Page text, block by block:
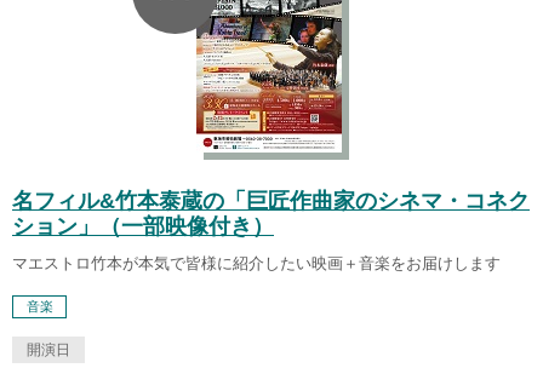
名フィル&竹本泰蔵の「巨匠作曲家のシネマ・コネク
ション」（一部映像付き）
マエストロ竹本が本気で皆様に紹介したい映画＋音楽をお届けします
音楽
開演日